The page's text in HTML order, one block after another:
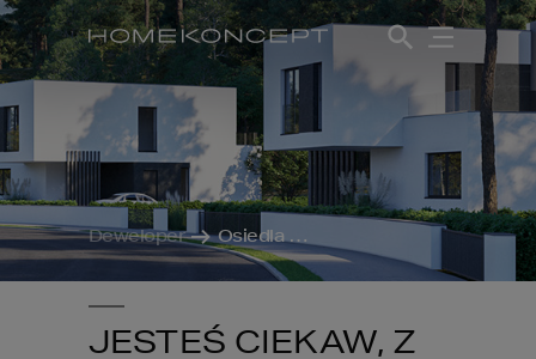
Deweloper Osiedla deweloperskie
JESTEŚ CIEKAW, Z